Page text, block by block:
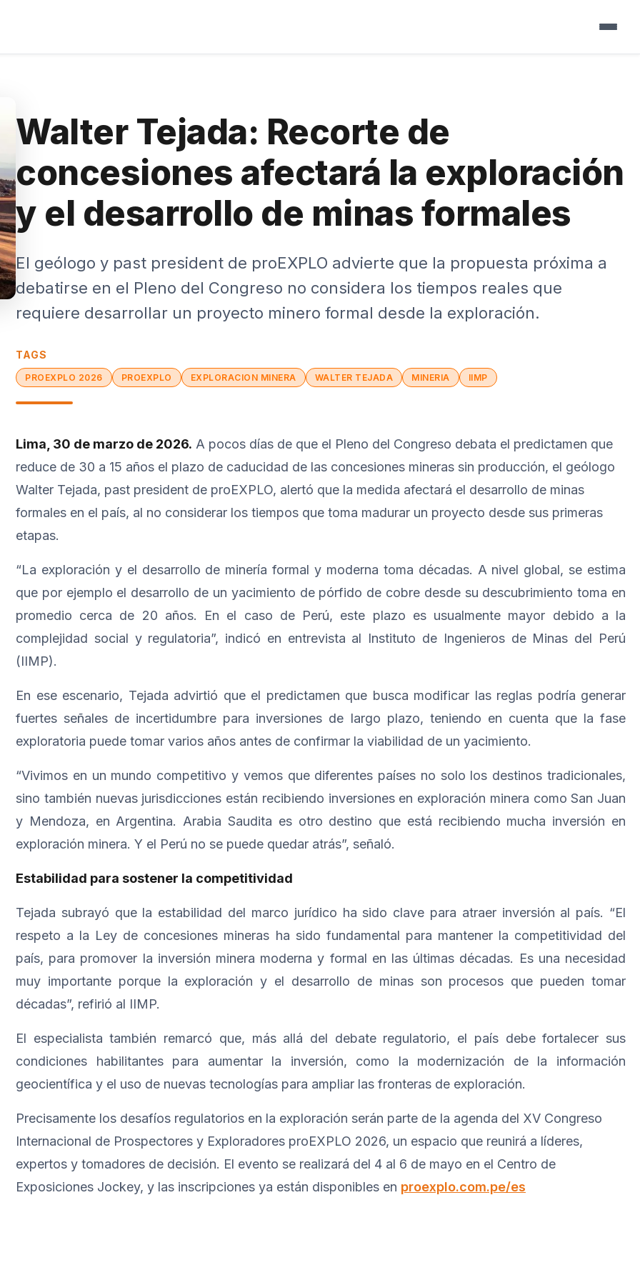
Walter Tejada: Recorte de
concesiones afectará la exploración
y el desarrollo de minas formales
El geólogo y past president de proEXPLO advierte que la propuesta próxima a
debatirse en el Pleno del Congreso no considera los tiempos reales que
requiere desarrollar un proyecto minero formal desde la exploración.
TAGS
PROEXPLO 2026 PROEXPLO EXPLORACION MINERA WALTER TEJADA MINERIA IIMP
Lima, 30 de marzo de 2026. A pocos días de que el Pleno del Congreso debata el predictamen que
reduce de 30 a 15 años el plazo de caducidad de las concesiones mineras sin producción, el geólogo
Walter Tejada, past president de proEXPLO, alertó que la medida afectará el desarrollo de minas
formales en el país, al no considerar los tiempos que toma madurar un proyecto desde sus primeras
etapas.
“La exploración y el desarrollo de minería formal y moderna toma décadas. A nivel global, se estima
que por ejemplo el desarrollo de un yacimiento de pórfido de cobre desde su descubrimiento toma en
promedio cerca de 20 años. En el caso de Perú, este plazo es usualmente mayor debido a la
complejidad social y regulatoria”, indicó en entrevista al Instituto de Ingenieros de Minas del Perú
(IIMP).
En ese escenario, Tejada advirtió que el predictamen que busca modificar las reglas podría generar
fuertes señales de incertidumbre para inversiones de largo plazo, teniendo en cuenta que la fase
exploratoria puede tomar varios años antes de confirmar la viabilidad de un yacimiento.
“Vivimos en un mundo competitivo y vemos que diferentes países no solo los destinos tradicionales,
sino también nuevas jurisdicciones están recibiendo inversiones en exploración minera como San Juan
y Mendoza, en Argentina. Arabia Saudita es otro destino que está recibiendo mucha inversión en
exploración minera. Y el Perú no se puede quedar atrás”, señaló.
Estabilidad para sostener la competitividad
Tejada subrayó que la estabilidad del marco jurídico ha sido clave para atraer inversión al país. “El
respeto a la Ley de concesiones mineras ha sido fundamental para mantener la competitividad del
país, para promover la inversión minera moderna y formal en las últimas décadas. Es una necesidad
muy importante porque la exploración y el desarrollo de minas son procesos que pueden tomar
décadas”, refirió al IIMP.
El especialista también remarcó que, más allá del debate regulatorio, el país debe fortalecer sus
condiciones habilitantes para aumentar la inversión, como la modernización de la información
geocientífica y el uso de nuevas tecnologías para ampliar las fronteras de exploración.
Precisamente los desafíos regulatorios en la exploración serán parte de la agenda del XV Congreso
Internacional de Prospectores y Exploradores proEXPLO 2026, un espacio que reunirá a líderes,
expertos y tomadores de decisión. El evento se realizará del 4 al 6 de mayo en el Centro de
Exposiciones Jockey, y las inscripciones ya están disponibles en proexplo.com.pe/es